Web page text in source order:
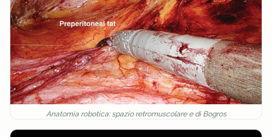
Anatomia robotica: spazio retromuscolare e di Bogros